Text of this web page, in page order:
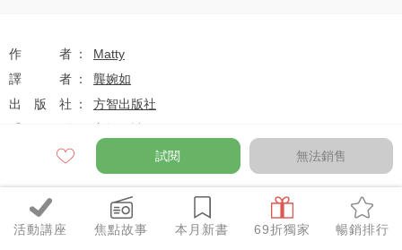
活動講座 焦點故事 本月新書 69折獨家 暢銷排行
作者
Matty
譯者
龔婉如
出版社
方智出版社
出版日
2017-05-01
定價 $360
試閱 無法銷售